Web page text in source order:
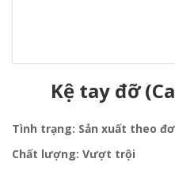
Kệ tay đỡ
Tình trạng: Sản xuất theo
Chất lượng: Vượt trội